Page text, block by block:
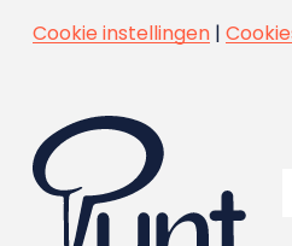
Cookie instellingen|